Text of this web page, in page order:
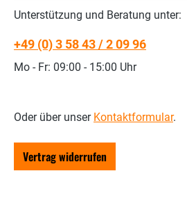
Unterstützung und Beratung unter:
+49 (0) 3 58 43 / 2 09 96
Mo - Fr: 09:00 - 15:00 Uhr
Oder über unser Kontaktformular.
Vertrag widerrufen